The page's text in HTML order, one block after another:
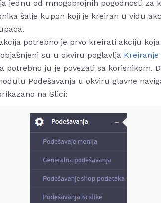
jednu od mnogobrojnih pogodnosti za
šalje kupon koji je kreiran u vidu
potrebno je prvo kreirati akciju
su u okviru poglavlja Kreiranje
potrebno ju je povezati sa korisnikom.
Podešavanja u okviru glavne
na Slici: